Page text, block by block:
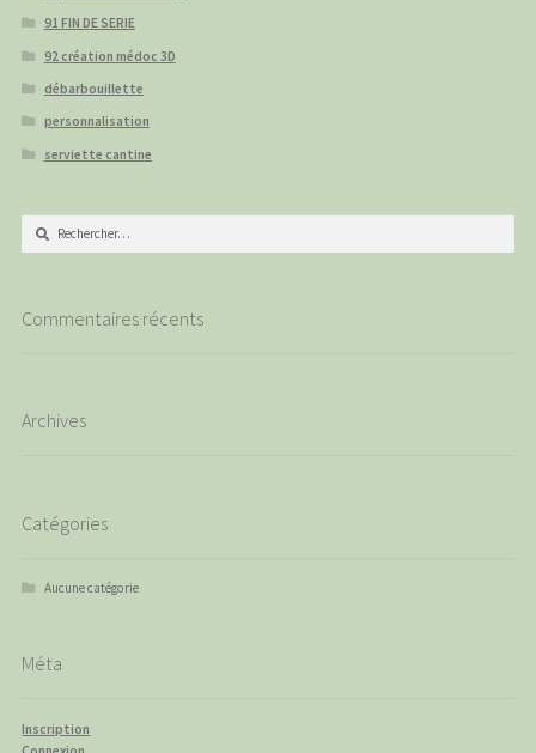
91 FIN DE SERIE
92 création médoc 3D
débarbouillette
personnalisation
serviette cantine
Rechercher :
Commentaires récents
Archives
Catégories
Aucune catégorie
Méta
Inscription